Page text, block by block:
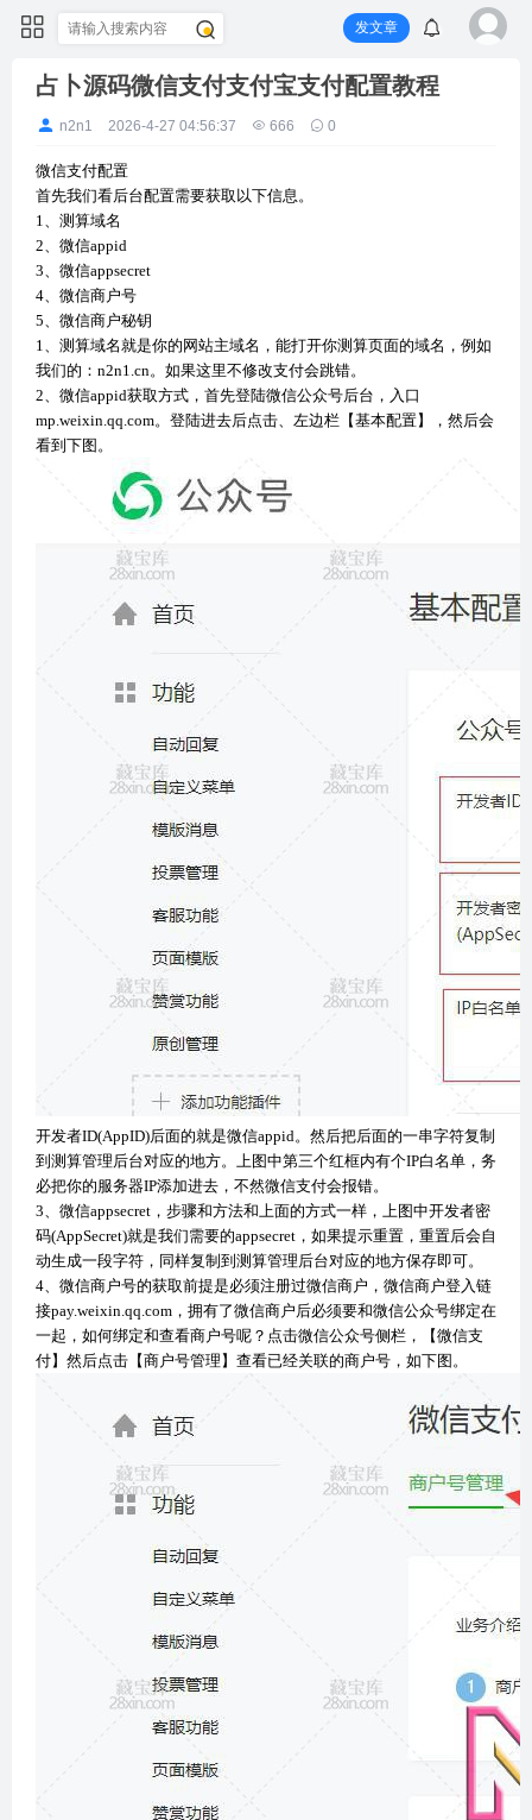
发文章
占卜源码微信支付支付宝支付配置教程
n2n1 2026-4-27 04:56:37 666 0
微信支付配置
首先我们看后台配置需要获取以下信息。
1、测算域名
2、微信appid
3、微信appsecret
4、微信商户号
5、微信商户秘钥
1、测算域名就是你的网站主域名，能打开你测算页面的域名，例如
我们的：n2n1.cn。如果这里不修改支付会跳错。
2、微信appid获取方式，首先登陆微信公众号后台，入口
mp.weixin.qq.com。登陆进去后点击、左边栏【基本配置】，然后会
看到下图。
开发者ID(AppID)后面的就是微信appid。然后把后面的一串字符复制
到测算管理后台对应的地方。上图中第三个红框内有个IP白名单，务
必把你的服务器IP添加进去，不然微信支付会报错。
3、微信appsecret，步骤和方法和上面的方式一样，上图中开发者密
码(AppSecret)就是我们需要的appsecret，如果提示重置，重置后会自
动生成一段字符，同样复制到测算管理后台对应的地方保存即可。
4、微信商户号的获取前提是必须注册过微信商户，微信商户登入链
接pay.weixin.qq.com，拥有了微信商户后必须要和微信公众号绑定在
一起，如何绑定和查看商户号呢？点击微信公众号侧栏，【微信支
付】然后点击【商户号管理】查看已经关联的商户号，如下图。